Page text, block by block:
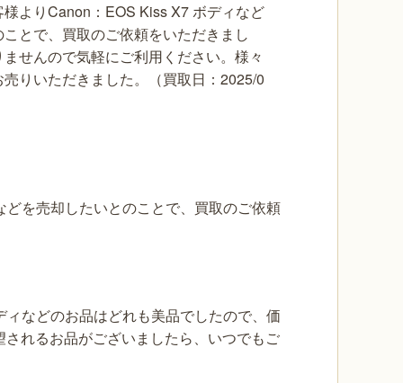
よりCanon：EOS Kiss X7 ボディなど
とで、買取のご依頼をいただきまし
せんので気軽にご利用ください。様々
りいただきました。（買取日：2025/0
を売却したいとのことで、買取のご依頼
などのお品はどれも美品でしたので、価
れるお品がございましたら、いつでもご